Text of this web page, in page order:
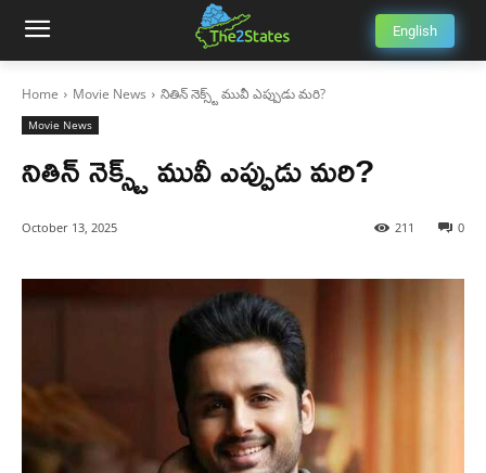
English
Home Movie News నితిన్ నెక్స్ట్ మువీ ఎప్పుడు మరి?
Movie News
నితిన్ నెక్స్ట్ మువీ ఎప్పుడు మరి?
October 13, 2025 0
211